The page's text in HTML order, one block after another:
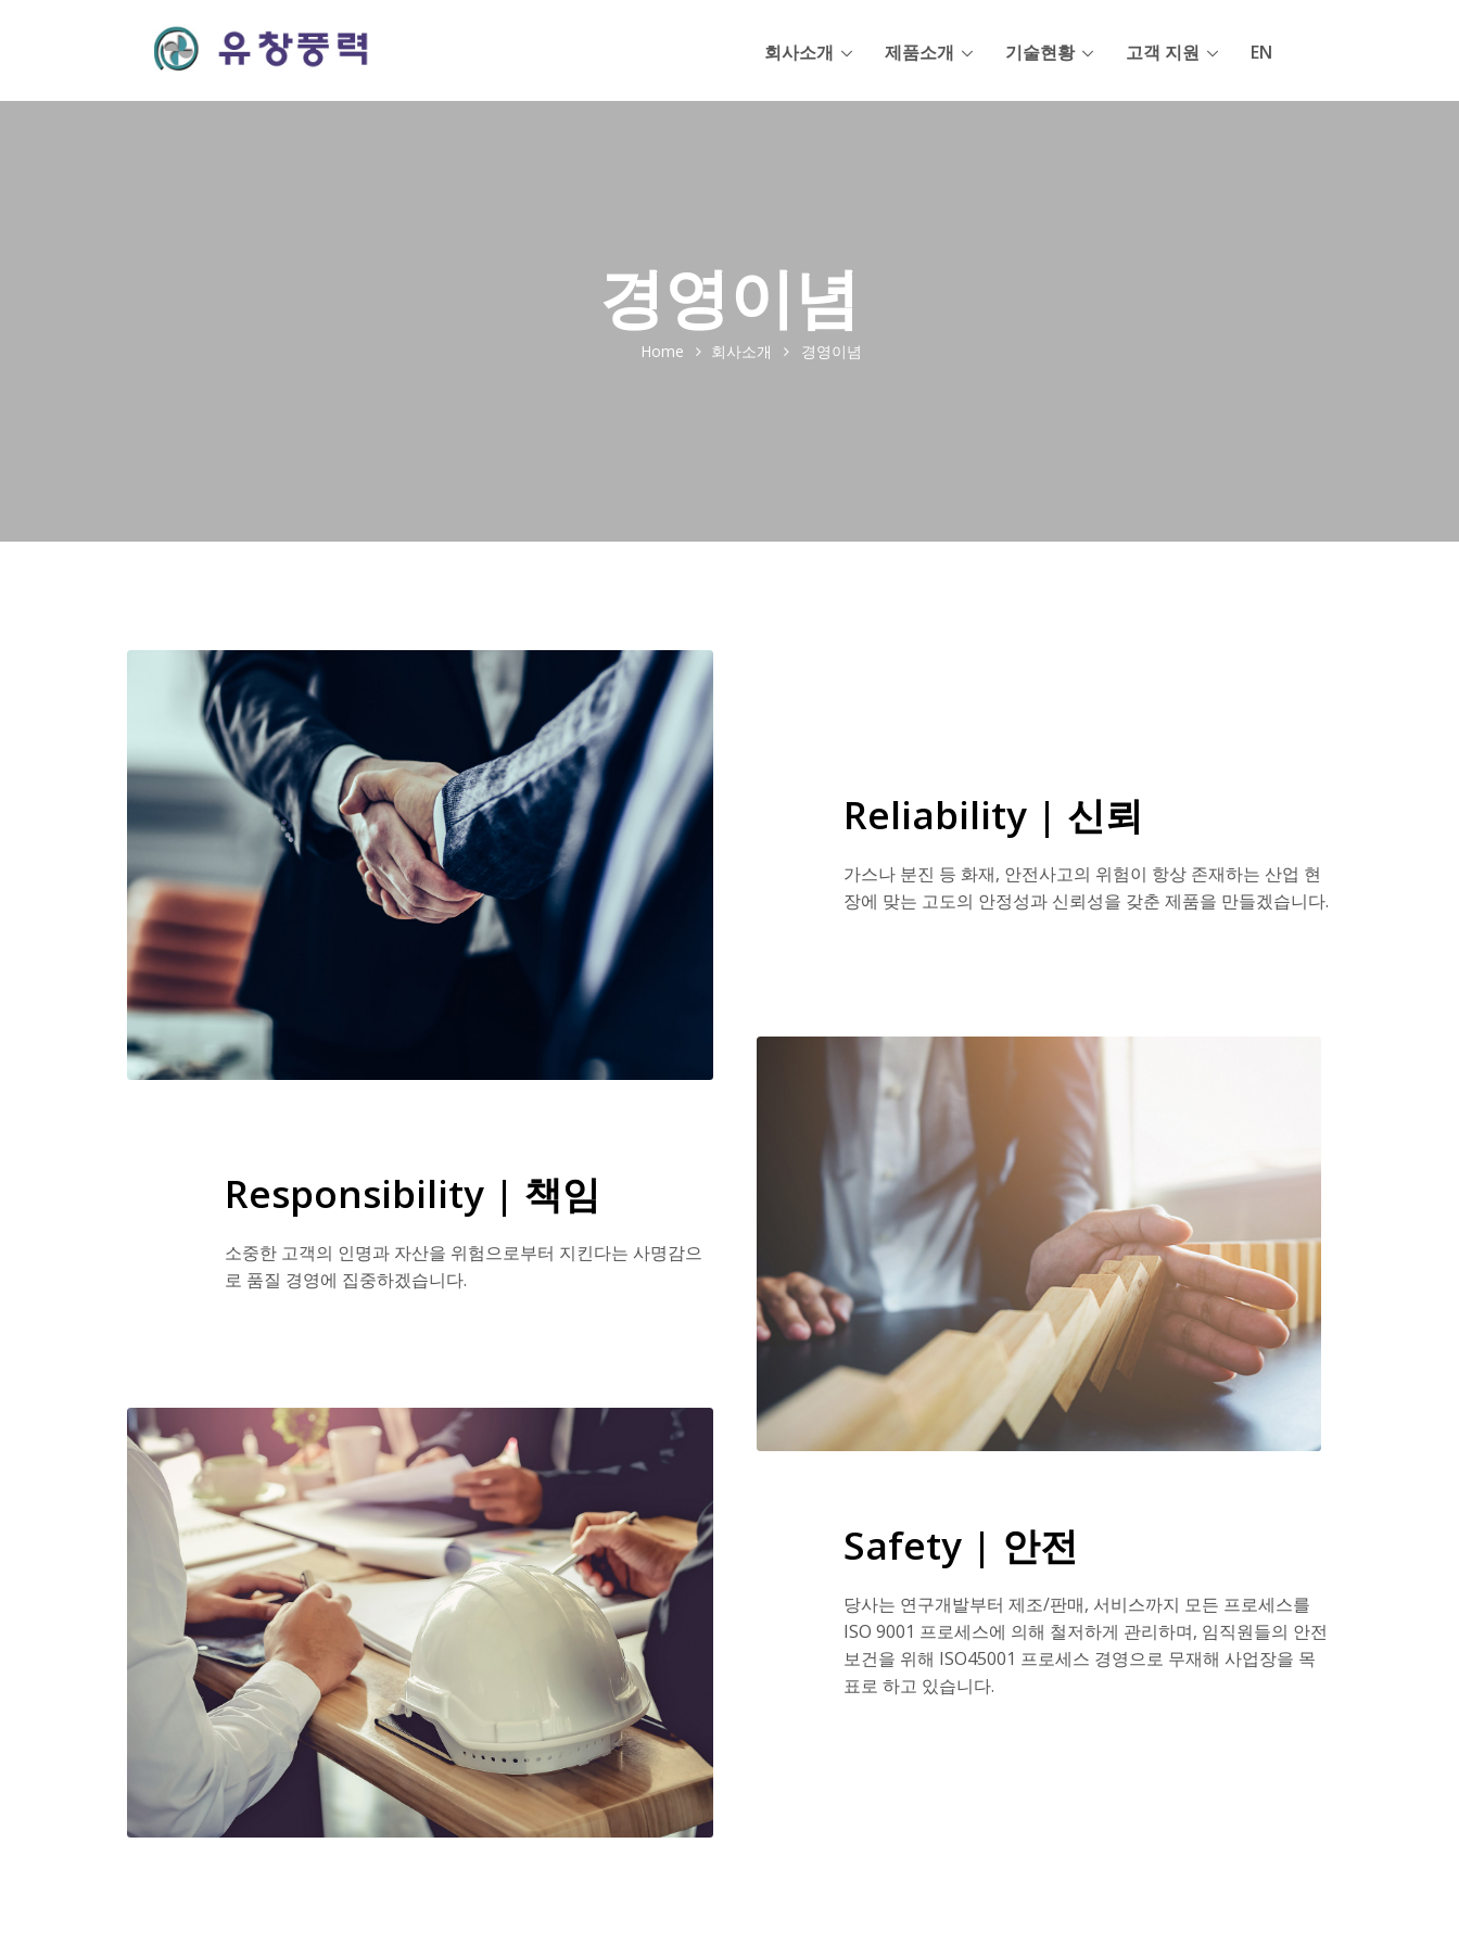
회사소개 제품소개 기술현황 고객 지원 EN
경영이념
Home 회사소개 경영이념
Reliability | 신뢰
가스나 분진 등 화재, 안전사고의 위험이 항상 존재하는 산업 현
장에 맞는 고도의 안정성과 신뢰성을 갖춘 제품을 만들겠습니다.
Responsibility | 책임
소중한 고객의 인명과 자산을 위험으로부터 지킨다는 사명감으
로 품질 경영에 집중하겠습니다.
Safety | 안전
당사는 연구개발부터 제조/판매, 서비스까지 모든 프로세스를
ISO 9001 프로세스에 의해 철저하게 관리하며, 임직원들의 안전
보건을 위해 ISO45001 프로세스 경영으로 무재해 사업장을 목
표로 하고 있습니다.